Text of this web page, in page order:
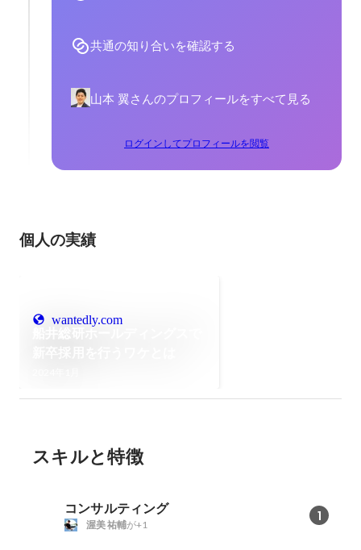
共通の知り合いを確認する
山本 翼さんのプロフィールをすべて見る
ログインしてプロフィールを閲覧
個人の実績
wantedly.com
スキルと特徴
コンサルティング 1
渥美 祐輔が+1